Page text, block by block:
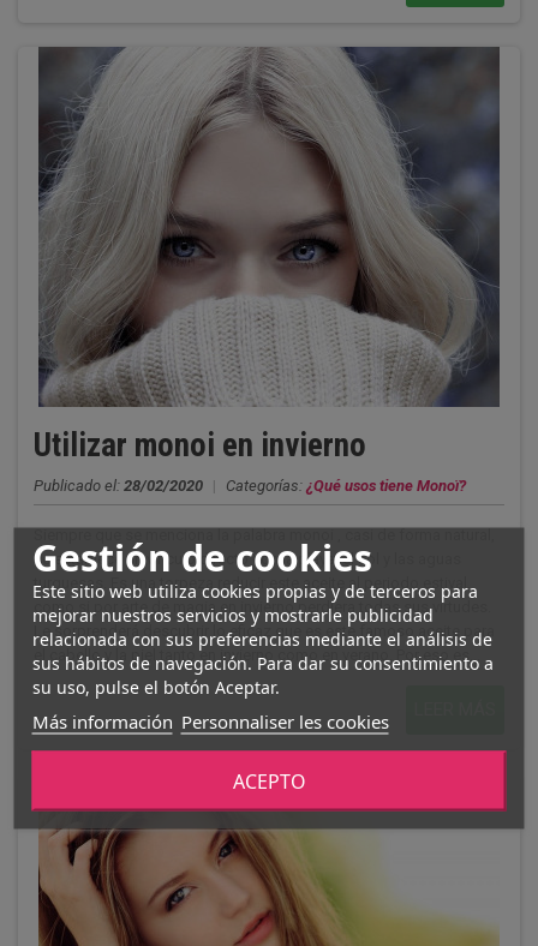
Gestión de cookies
Este sitio web utiliza cookies propias y de terceros para
mejorar nuestros servicios y mostrarle publicidad
relacionada con sus preferencias mediante el análisis de
sus hábitos de navegación. Para dar su consentimiento a
su uso, pulse el botón Aceptar.
Más información Personnaliser les cookies
ACEPTO
Utilizar monoi en invierno
Publicado el: 28/02/2020 | Categorías: ¿Qué usos tiene Monoï?
Siempre que se menciona la palabra monoi , casi de forma natural,
se establece un vínculo directo con la playa, el sol y las aguas
turquesas. Es una torpeza reducir este aceite al periodo estival,
como si por arte de magia en invierno perdiera todas sus virtudes.
Le sorprenderá descubrir lo eficaz que es este famoso aceite para
el cabello y la piel tanto en invierno como en verano. Por eso es...